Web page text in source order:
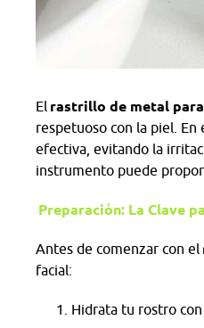
El rastrillo de metal
respetuoso con la piel.
efectiva, evitando la
instrumento puede
Preparación: La Clave
Antes de comenzar con el
facial:
Hidrata tu rostro